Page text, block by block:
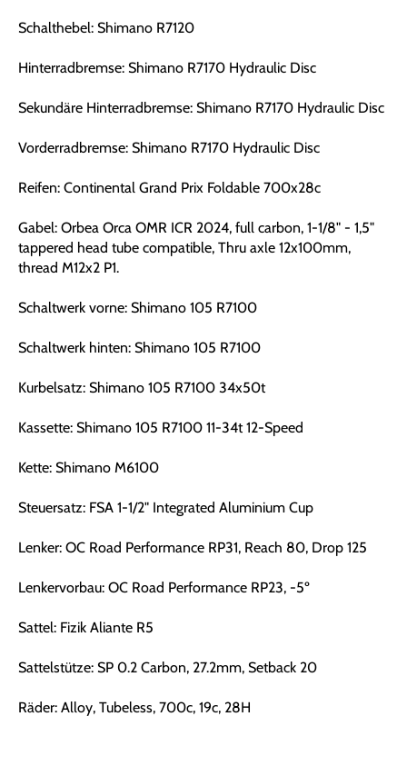
Schalthebel: Shimano R7120
Hinterradbremse: Shimano R7170 Hydraulic Disc
Sekundäre Hinterradbremse: Shimano R7170 Hydraulic Disc
Vorderradbremse: Shimano R7170 Hydraulic Disc
Reifen: Continental Grand Prix Foldable 700x28c
Gabel: Orbea Orca OMR ICR 2024, full carbon, 1-1/8" - 1,5"
tappered head tube compatible, Thru axle 12x100mm,
thread M12x2 P1.
Schaltwerk vorne: Shimano 105 R7100
Schaltwerk hinten: Shimano 105 R7100
Kurbelsatz: Shimano 105 R7100 34x50t
Kassette: Shimano 105 R7100 11-34t 12-Speed
Kette: Shimano M6100
Steuersatz: FSA 1-1/2" Integrated Aluminium Cup
Lenker: OC Road Performance RP31, Reach 80, Drop 125
Lenkervorbau: OC Road Performance RP23, -5º
Sattel: Fizik Aliante R5
Sattelstütze: SP 0.2 Carbon, 27.2mm, Setback 20
Räder: Alloy, Tubeless, 700c, 19c, 28H